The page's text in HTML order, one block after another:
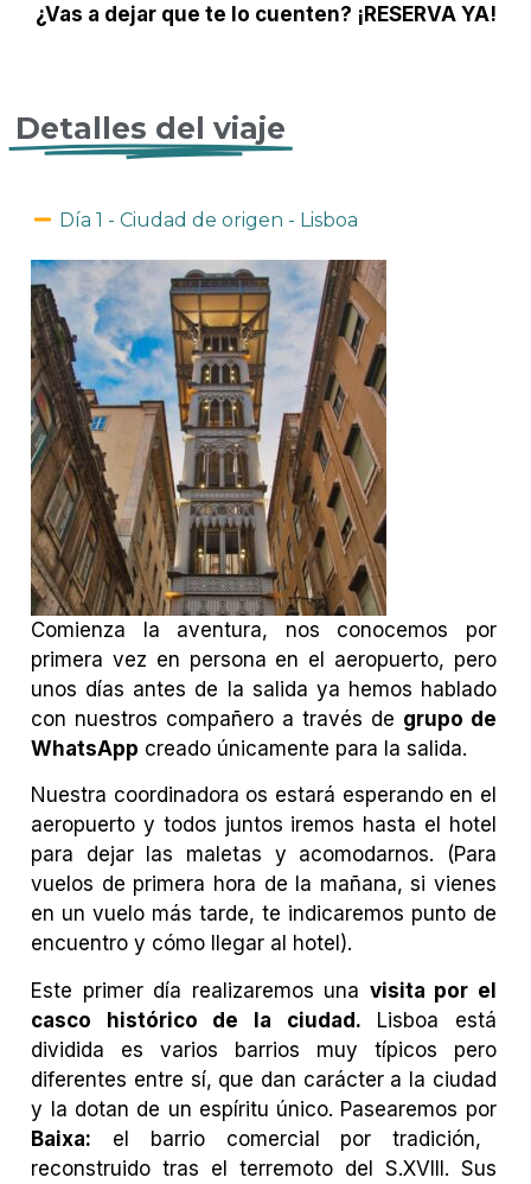
¿Vas a dejar que te lo cuenten? ¡RESERVA YA!
Detalles del viaje
Día 1 - Ciudad de origen - Lisboa
Comienza la aventura, nos conocemos por
primera vez en persona en el aeropuerto, pero
unos días antes de la salida ya hemos hablado
con nuestros compañero a través de grupo de
WhatsApp creado únicamente para la salida.
Nuestra coordinadora os estará esperando en el
aeropuerto y todos juntos iremos hasta el hotel
para dejar las maletas y acomodarnos. (Para
vuelos de primera hora de la mañana, si vienes
en un vuelo más tarde, te indicaremos punto de
encuentro y cómo llegar al hotel).
Este primer día realizaremos una visita por el
casco histórico de la ciudad. Lisboa está
dividida es varios barrios muy típicos pero
diferentes entre sí, que dan carácter a la ciudad
y la dotan de un espíritu único. Pasearemos por
Baixa: el barrio comercial por tradición,
reconstruido tras el terremoto del S.XVIII. Sus